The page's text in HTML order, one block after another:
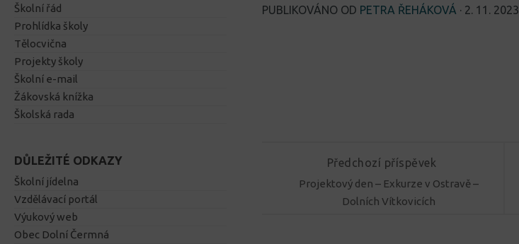
PUBLIKOVÁNO OD PETRA ŘEHÁKOVÁ · 2. 11. 2023
Předchozí příspěvek
Projektový den – Exkurze v Ostravě –
Dolních Vítkovicích
Školní řád
Prohlídka školy
Tělocvična
Projekty školy
Školní e-mail
Žákovská knížka
Školská rada
DŮLEŽITÉ ODKAZY
Školní jídelna
Vzdělávací portál
Výukový web
Obec Dolní Čermná